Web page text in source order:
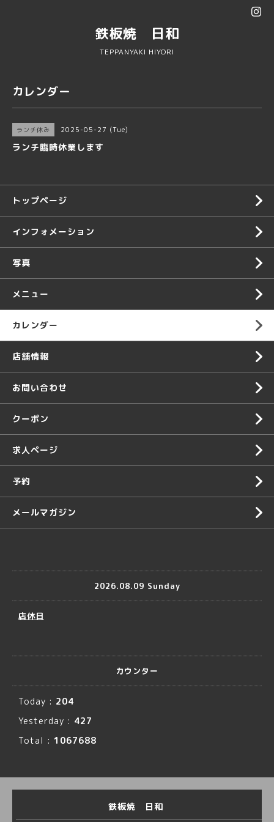
鉄板焼 日和
TEPPANYAKI HIYORI
カレンダー
ランチ休み 2025-05-27 (Tue)
ランチ臨時休業します
トップページ
インフォメーション
写真
メニュー
カレンダー
店舗情報
お問い合わせ
クーポン
求人ページ
予約
メールマガジン
2026.08.09 Sunday
店休日
カウンター
Today : 204
Yesterday : 427
Total : 1067688
鉄板焼 日和